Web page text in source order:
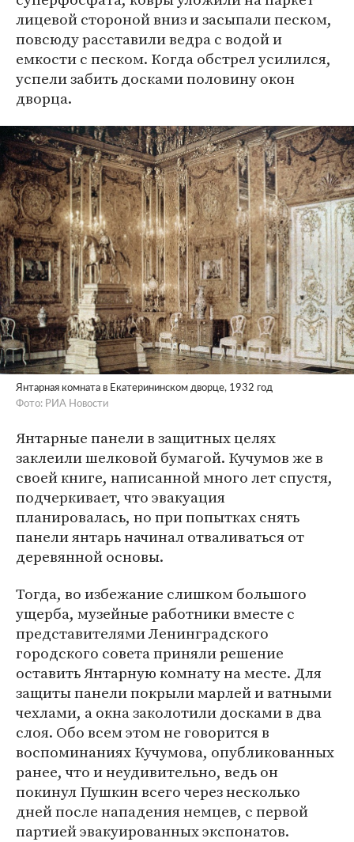
лицевой стороной вниз и засыпали песком,
повсюду расставили ведра с водой и
емкости с песком. Когда обстрел усилился,
успели забить досками половину окон
дворца.
Янтарная комната в Екатерининском дворце, 1932 год
Фото: РИА Новости
Янтарные панели в защитных целях
заклеили шелковой бумагой. Кучумов же в
своей книге, написанной много лет спустя,
подчеркивает, что эвакуация
планировалась, но при попытках снять
панели янтарь начинал отваливаться от
деревянной основы.
Тогда, во избежание слишком большого
ущерба, музейные работники вместе с
представителями Ленинградского
городского совета приняли решение
оставить Янтарную комнату на месте. Для
защиты панели покрыли марлей и ватными
чехлами, а окна заколотили досками в два
слоя. Обо всем этом не говорится в
воспоминаниях Кучумова, опубликованных
ранее, что и неудивительно, ведь он
покинул Пушкин всего через несколько
дней после нападения немцев, с первой
партией эвакуированных экспонатов.